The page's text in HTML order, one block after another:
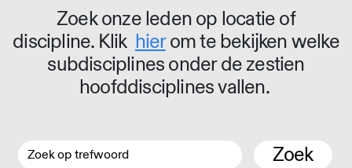
Zoek onze leden op locatie of
discipline. Klik hierom te bekijken welke
subdisciplines onder de zestien
hoofddisciplines vallen.
Zoek